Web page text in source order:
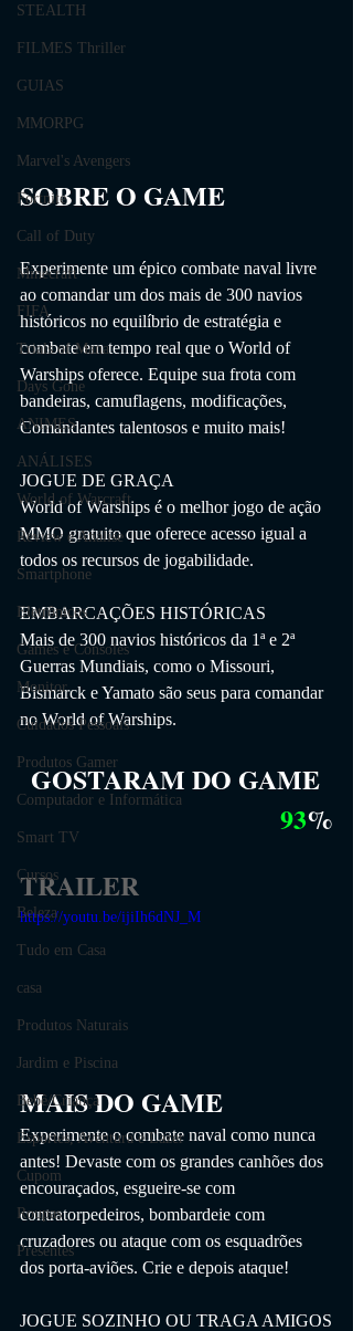
STEALTH
FILMES Thriller
GUIAS
MMORPG
Marvel's Avengers
Fortnite
Call of Duty
Minecraft
FIFA
Trials of Mana
Days Gone
ANIMES
ANÁLISES
World of Warcraft
Review e Análise
Smartphone
Eletrônicos
Games e Consoles
Monitor
Cuidados Pessoais
Produtos Gamer
Computador e Informática
Smart TV
Cursos
Beleza
Tudo em Casa
casa
Produtos Naturais
Jardim e Piscina
Bebê/Criança
Esportes, Aventura e Lazer
Cupom
Roupas
Presentes
SOBRE O GAME
Experimente um épico combate naval livre
ao comandar um dos mais de 300 navios
históricos no equilíbrio de estratégia e
combate em tempo real que o World of
Warships oferece. Equipe sua frota com
bandeiras, camuflagens, modificações,
Comandantes talentosos e muito mais!
JOGUE DE GRAÇA
World of Warships é o melhor jogo de ação
MMO gratuito que oferece acesso igual a
todos os recursos de jogabilidade.
EMBARCAÇÕES HISTÓRICAS
Mais de 300 navios históricos da 1ª e 2ª
Guerras Mundiais, como o Missouri,
Bismarck e Yamato são seus para comandar
no World of Warships.
GOSTARAM DO GAME
93%
TRAILER
https://youtu.be/ijiIh6dNJ_M
MAIS DO GAME
Experimente o combate naval como nunca
antes! Devaste com os grandes canhões dos
encouraçados, esgueire-se com
contratorpedeiros, bombardeie com
cruzadores ou ataque com os esquadrões
dos porta-aviões. Crie e depois ataque!
JOGUE SOZINHO OU TRAGA AMIGOS